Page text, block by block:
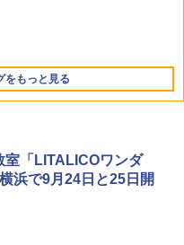
10
をもっと見る
室「LITALICOワンダ
浜で9月24日と25日開